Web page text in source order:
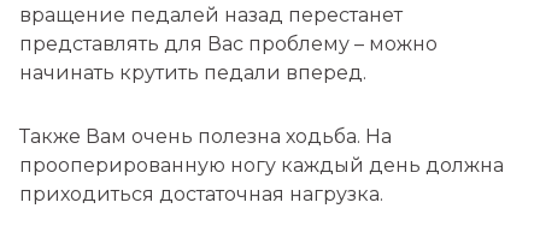
вращение педалей назад перестанет
представлять для Вас проблему – можно
начинать крутить педали вперед.
Также Вам очень полезна ходьба. На
прооперированную ногу каждый день должна
приходиться достаточная нагрузка.